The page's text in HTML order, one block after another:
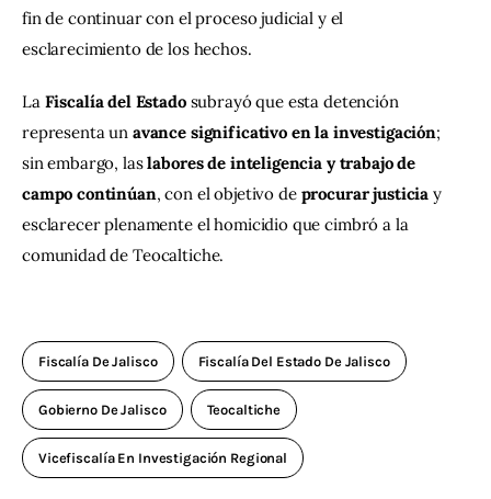
fin de continuar con el proceso judicial y el
esclarecimiento de los hechos.
La Fiscalía del Estado subrayó que esta detención
representa un avance significativo en la investigación;
sin embargo, las labores de inteligencia y trabajo de
campo continúan, con el objetivo de procurar justicia y
esclarecer plenamente el homicidio que cimbró a la
comunidad de Teocaltiche.
Fiscalía De Jalisco Fiscalía Del Estado De Jalisco
Gobierno De Jalisco Teocaltiche
Vicefiscalía En Investigación Regional